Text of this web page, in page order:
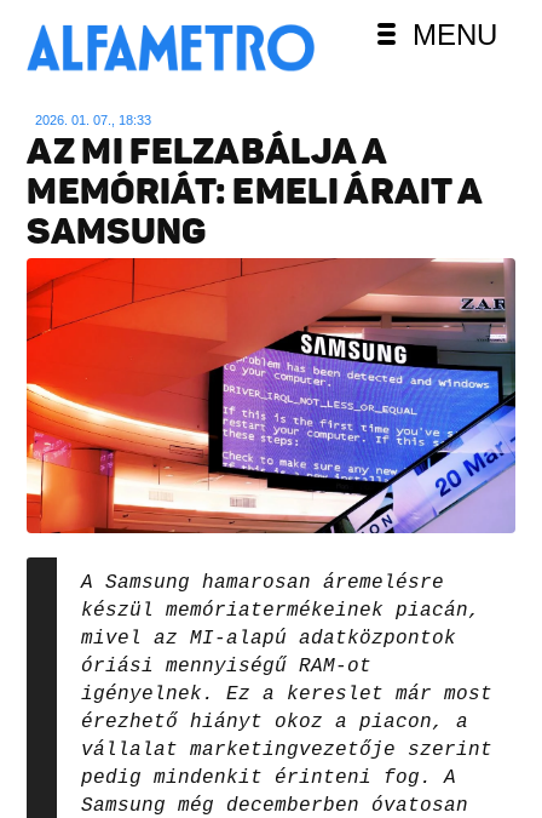
MENU
2026. 01. 07., 18:33
AZ MI FELZABÁLJA A
MEMÓRIÁT: EMELI ÁRAIT A
SAMSUNG
A Samsung hamarosan áremelésre
készül memóriatermékeinek piacán,
mivel az MI-alapú adatközpontok
óriási mennyiségű RAM-ot
igényelnek. Ez a kereslet már most
érezhető hiányt okoz a piacon, a
vállalat marketingvezetője szerint
pedig mindenkit érinteni fog. A
Samsung még decemberben óvatosan